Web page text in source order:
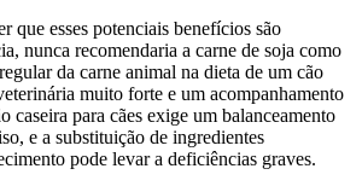
que esses potenciais benefícios são
nunca recomendaria a carne de soja como
da carne animal na dieta de um cão
muito forte e um acompanhamento
caseira para cães exige um balanceamento
e a substituição de ingredientes
pode levar a deficiências graves.